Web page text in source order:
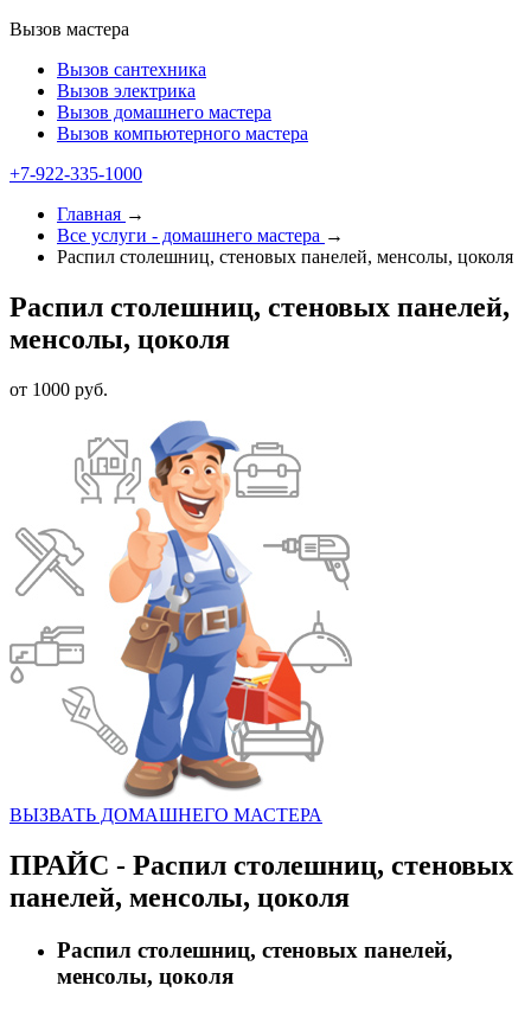
Вызов мастера
Вызов сантехника
Вызов электрика
Вызов домашнего мастера
Вызов компьютерного мастера
+7-922-335-1000
Главная →
Все услуги - домашнего мастера →
Распил столешниц, стеновых панелей, менсолы, цоколя
Распил столешниц, стеновых панелей,
менсолы, цоколя
от 1000 руб.
ВЫЗВАТЬ ДОМАШНЕГО МАСТЕРА
ПРАЙС - Распил столешниц, стеновых
панелей, менсолы, цоколя
Распил столешниц, стеновых панелей,
менсолы, цоколя